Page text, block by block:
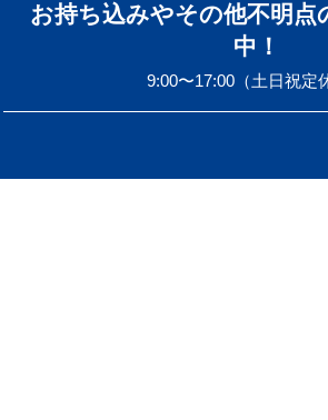
お持ち込みやその他不明点
中！
9:00〜17:00（土日祝定